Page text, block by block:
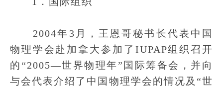
2004年3月，王恩哥秘书长代表中国
物理学会赴加拿大参加了IUPAP组织召开
的“2005—世界物理年”国际筹备会，并向
与会代表介绍了中国物理学会的情况及“世